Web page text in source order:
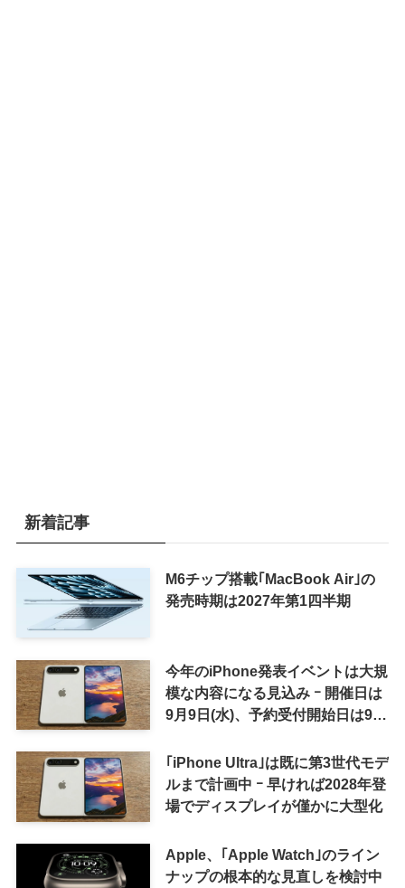
新着記事
M6チップ搭載｢MacBook Air｣の
発売時期は2027年第1四半期
今年のiPhone発表イベントは大規
模な内容になる見込み ｰ 開催日は
9月9日(水)、予約受付開始日は9月
｢iPhone Ultra｣は既に第3世代モデ
ルまで計画中 ｰ 早ければ2028年登
場でディスプレイが僅かに大型化
Apple、｢Apple Watch｣のライン
ナップの根本的な見直しを検討中